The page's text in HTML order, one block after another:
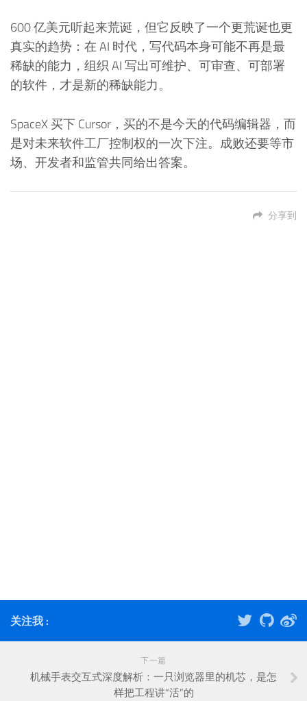
600 亿美元听起来荒诞，但它反映了一个更荒诞也更
真实的趋势：在 AI 时代，写代码本身可能不再是最
稀缺的能力，组织 AI 写出可维护、可审查、可部署
的软件，才是新的稀缺能力。
SpaceX 买下 Cursor，买的不是今天的代码编辑器，而
是对未来软件工厂控制权的一次下注。成败还要等市
场、开发者和监管共同给出答案。
分享到
关注我 :
下一篇
机械手表交互式深度解析：一只浏览器里的机芯，是怎
样把工程讲“活”的